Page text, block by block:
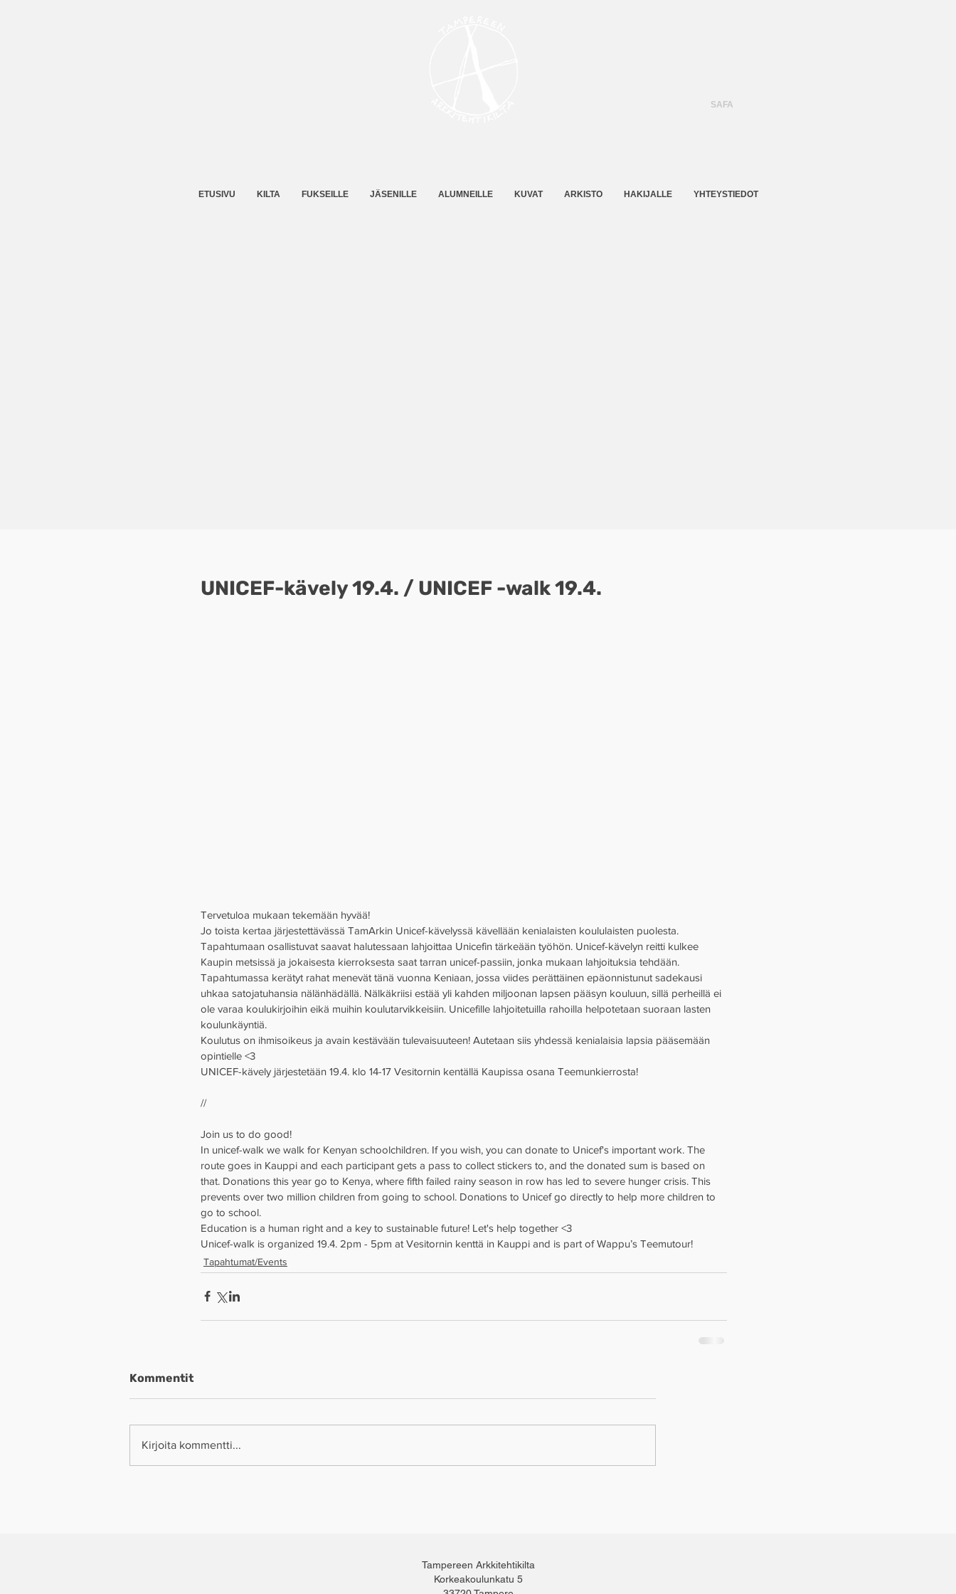
SAFA
UNICEF-kävely 19.4. / UNICEF -walk 19.4.
Tervetuloa mukaan tekemään hyvää!
Jo toista kertaa järjestettävässä TamArkin Unicef-kävelyssä kävellään kenialaisten koululaisten puolesta.
Tapahtumaan osallistuvat saavat halutessaan lahjoittaa Unicefin tärkeään työhön. Unicef-kävelyn reitti kulkee
Kaupin metsissä ja jokaisesta kierroksesta saat tarran unicef-passiin, jonka mukaan lahjoituksia tehdään.
Tapahtumassa kerätyt rahat menevät tänä vuonna Keniaan, jossa viides perättäinen epäonnistunut sadekausi
uhkaa satojatuhansia nälänhädällä. Nälkäkriisi estää yli kahden miljoonan lapsen pääsyn kouluun, sillä perheillä ei
ole varaa koulukirjoihin eikä muihin koulutarvikkeisiin. Unicefille lahjoitetuilla rahoilla helpotetaan suoraan lasten
koulunkäyntiä.
Koulutus on ihmisoikeus ja avain kestävään tulevaisuuteen! Autetaan siis yhdessä kenialaisia lapsia pääsemään
opintielle <3
UNICEF-kävely järjestetään 19.4. klo 14-17 Vesitornin kentällä Kaupissa osana Teemunkierrosta!
//
Join us to do good!
In unicef-walk we walk for Kenyan schoolchildren. If you wish, you can donate to Unicef's important work. The
route goes in Kauppi and each participant gets a pass to collect stickers to, and the donated sum is based on
that. Donations this year go to Kenya, where fifth failed rainy season in row has led to severe hunger crisis. This
prevents over two million children from going to school. Donations to Unicef go directly to help more children to
go to school.
Education is a human right and a key to sustainable future! Let's help together <3
Unicef-walk is organized 19.4. 2pm - 5pm at Vesitornin kenttä in Kauppi and is part of Wappu’s Teemutour!
Tapahtumat/Events
Kommentit
Kirjoita kommentti...
ETUSIVU KILTA FUKSEILLE JÄSENILLE ALUMNEILLE KUVAT ARKISTO HAKIJALLE YHTEYSTIEDOT
Tampereen Arkkitehtikilta
Korkeakoulunkatu 5